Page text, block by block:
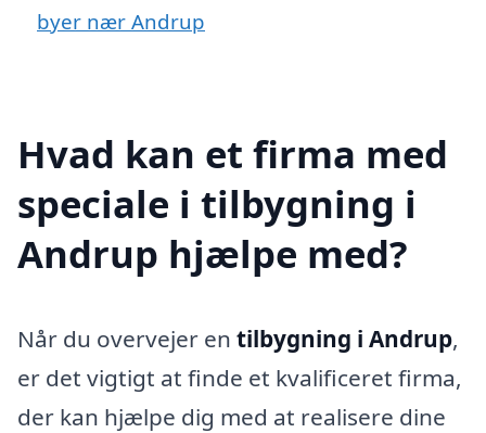
byer nær Andrup
Hvad kan et firma med
speciale i tilbygning i
Andrup hjælpe med?
Når du overvejer en tilbygning i Andrup,
er det vigtigt at finde et kvalificeret firma,
der kan hjælpe dig med at realisere dine